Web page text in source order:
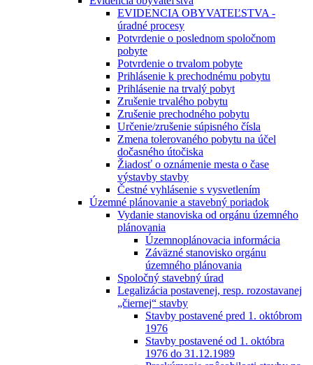
EVIDENCIA OBYVATEĽSTVA -
úradné procesy
Potvrdenie o poslednom spoločnom
pobyte
Potvrdenie o trvalom pobyte
Prihlásenie k prechodnému pobytu
Prihlásenie na trvalý pobyt
Zrušenie trvalého pobytu
Zrušenie prechodného pobytu
Určenie/zrušenie súpisného čísla
Zmena tolerovaného pobytu na účel
dočasného útočiska
Žiadosť o oznámenie mesta o čase
výstavby stavby
Čestné vyhlásenie s vysvetlením
Územné plánovanie a stavebný poriadok
Vydanie stanoviska od orgánu územného
plánovania
Územnoplánovacia informácia
Záväzné stanovisko orgánu
územného plánovania
Spoločný stavebný úrad
Legalizácia postavenej, resp. rozostavanej
„čiernej“ stavby
Stavby postavené pred 1. októbrom
1976
Stavby postavené od 1. októbra
1976 do 31.12.1989